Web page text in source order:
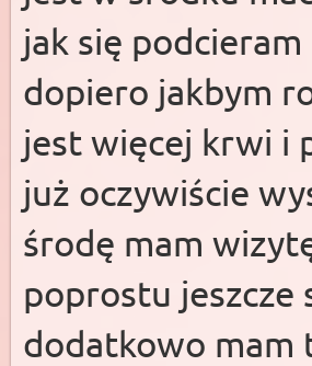
jak się
dopiero jakbym
jest więcej krwi i
już oczywiście
środę mam
poprostu jeszcze
dodatkowo mam